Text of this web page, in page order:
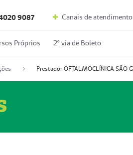
9087 Canais de atendimento
Próprios 2º via de Boleto